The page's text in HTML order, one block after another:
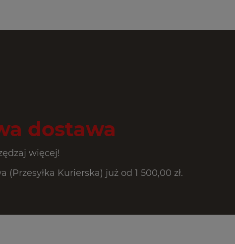
dostawa
więcej!
(Przesyłka Kurierska) już od 1 500,00 zł.